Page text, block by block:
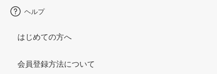
ヘルプ
はじめての方へ
会員登録方法について